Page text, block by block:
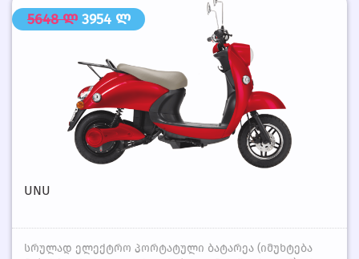
5648 ლ 3954 ლ
UNU
სრულად ელექტრო პორტატული ბატარეა (იმუხტება